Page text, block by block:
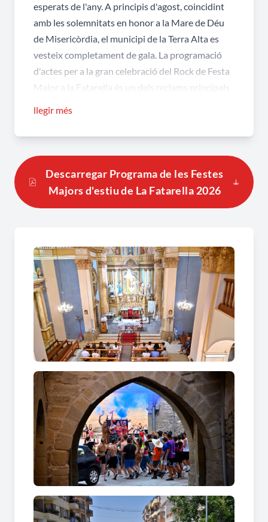
esperats de l'any. A principis d'agost, coincidint
amb les solemnitats en honor a la Mare de Déu
de Misericòrdia, el municipi de la Terra Alta es
vesteix completament de gala. La programació
d'actes per a la gran celebració del Rock de Festa
Major a la Fatarella és un dels reclams principals
gresca més lluent dels carrers.
Sabies quins són els elements d'interès
cultural més destacats de la setmana a
La Fatarella?
plaça, un ball emblemàtic que manté plenament
viva l'essència històrica a La Fatarella.
El recorregut pel programa festiu de La
Fatarella
L'agenda festiva que dissenya anualment
l'Ajuntament de La Fatarella i les seues entitats
veïnals ofereix moments inoblidables adaptats
per a tothom. Tot comença el divendres amb el
pregó oficial, l'emocionant proclamació de la
Pubilla, les havaneres tradicionals i el jovent
esperant amb moltes ganes la seua gran nit
musical.
Però, quines sorpreses s'organitzen
durant els dies següents a La Fatarella
per mantenir viva la flama de la
llegir més
Descarregar Programa de les Festes
Majors d'estiu de La Fatarella 2026